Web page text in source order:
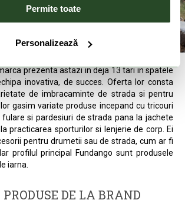
Permite toate
Personalizează
prezenta astazi in deja 13 tari in spatele
inovativa, de succes. Oferta lor consta
de imbracaminte de strada si pentru
gasim variate produse incepand cu tricouri
fulare si pardesiuri de strada pana la jachete
practicarea sporturilor si lenjerie de corp. Ei
pentru drumetii sau de strada, cum ar fi
profilul principal Fundango sunt produsele
iarna.
DE LA BRAND